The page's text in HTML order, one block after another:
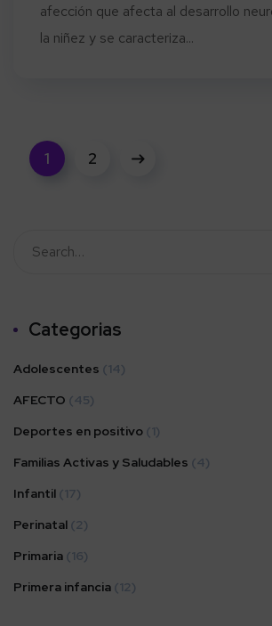
afección que afecta al desarrollo
la niñez y se caracteriza...
1 2
Categorias
Adolescentes (14)
AFECTO (45)
Deportes en positivo (1)
Familias Activas y Saludables (4)
Infantil (17)
Perinatal (2)
Primaria (16)
Primera infancia (12)